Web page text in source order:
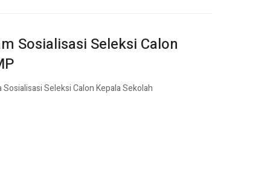
Sosialisasi Seleksi Calon
Seleksi Calon Kepala Sekolah